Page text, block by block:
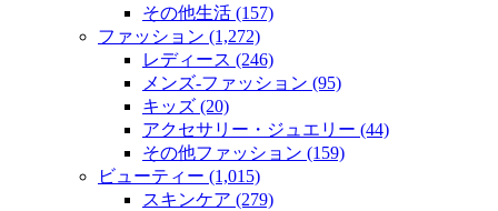
その他生活 (157)
ファッション (1,272)
レディース (246)
メンズ‐ファッション (95)
キッズ (20)
アクセサリー・ジュエリー (44)
その他ファッション (159)
ビューティー (1,015)
スキンケア (279)